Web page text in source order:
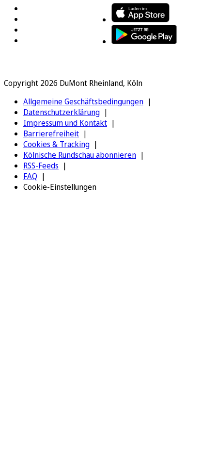
Copyright 2026 DuMont Rheinland, Köln
Allgemeine Geschäftsbedingungen
Datenschutzerklärung
Impressum und Kontakt
Barrierefreiheit
Cookies & Tracking
Kölnische Rundschau abonnieren
RSS-Feeds
FAQ
Cookie-Einstellungen